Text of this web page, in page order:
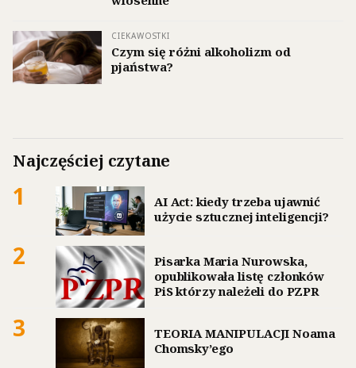
CIEKAWOSTKI
Czym się różni alkoholizm od
pjaństwa?
Najczęściej czytane
1
AI Act: kiedy trzeba ujawnić
użycie sztucznej inteligencji?
2
Pisarka Maria Nurowska,
opublikowała listę członków
PiS którzy należeli do PZPR
3
TEORIA MANIPULACJI Noama
Chomsky’ego